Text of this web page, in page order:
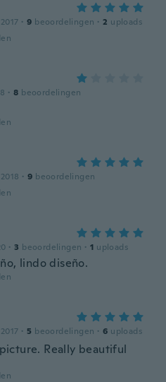
· 9 beoordelingen · 2 uploads
· 8 beoordelingen
· 9 beoordelingen
· 3 beoordelingen · 1 uploads
lindo diseño.
· 5 beoordelingen · 6 uploads
Really beautiful